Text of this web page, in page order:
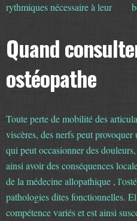
rythmiques nécessaire à leur
L'OSTEOPATHIE EST
Quelles sont les pathologies non
L'ostéopathie n'est pas adaptée
être contre-indiquée, notamment,
Quand
ostéopathe
Toute perte de mobilité des
viscères, des nerfs peut
qui peut occasionner des
ainsi avoir des conséquences
de la médecine allopathique ,
pathologies dites fonctionnelles.
compétence variés et est ainsi